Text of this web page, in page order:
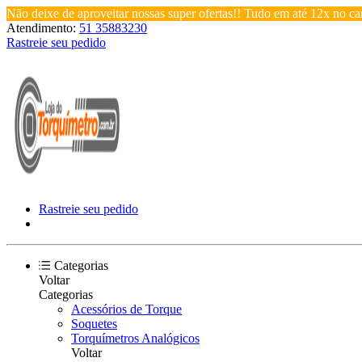
Não deixe de aproveitar nossas super ofertas!! Tudo em até 12x no
Atendimento: 51 35883230
Rastreie seu pedido
Rastreie seu pedido
Categorias
Voltar
Categorias
Acessórios de Torque
Soquetes
Torquímetros Analógicos
Voltar